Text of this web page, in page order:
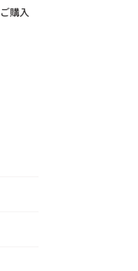
ご購入